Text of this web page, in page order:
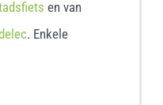
en van
. Enkele